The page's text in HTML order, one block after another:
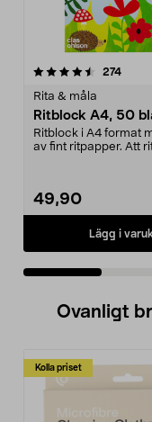
274
Rita & måla
Ritblock A4, 50
Ritblock i A4 format
av fint ritpapper. Att
49,90
Lägg i
4.0 av 5
Ovanligt
Kolla priset